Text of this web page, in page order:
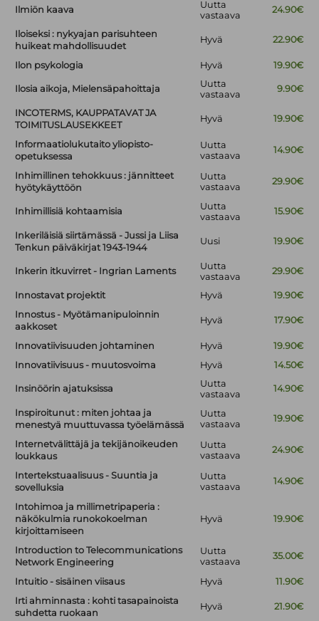
Ilmiön kaava
Uutta
vastaava
24.90€
Iloiseksi : nykyajan parisuhteen
huikeat mahdollisuudet
Hyvä 22.90€
Ilon psykologia Hyvä 19.90€
Ilosia aikoja, Mielensäpahoittaja
Uutta
vastaava
9.90€
INCOTERMS, KAUPPATAVAT JA
TOIMITUSLAUSEKKEET
Hyvä 19.90€
Informaatiolukutaito yliopisto-
opetuksessa
Uutta
vastaava
14.90€
Inhimillinen tehokkuus : jännitteet
hyötykäyttöön
Uutta
vastaava
29.90€
Inhimillisiä kohtaamisia
Uutta
vastaava
15.90€
Inkeriläisiä siirtämässä - Jussi ja Liisa
Tenkun päiväkirjat 1943-1944
Uusi 19.90€
Inkerin itkuvirret - Ingrian Laments
Uutta
vastaava
29.90€
Innostavat projektit Hyvä
19.90€
Innostus - Myötämanipuloinnin
aakkoset
Hyvä 17.90€
Innovatiivisuuden johtaminen Hyvä
19.90€
Innovatiivisuus - muutosvoima
Hyvä 14.50€
Insinöörin ajatuksissa
Uutta
vastaava
14.90€
Inspiroitunut : miten johtaa ja
menestyä muuttuvassa työelämässä
Uutta
vastaava
19.90€
Internetvälittäjä ja tekijänoikeuden
loukkaus
Uutta
vastaava
24.90€
Intertekstuaalisuus - Suuntia ja
sovelluksia
Uutta
vastaava
14.90€
Intohimoa ja millimetripaperia :
näkökulmia runokokoelman
kirjoittamiseen
Hyvä 19.90€
Introduction to Telecommunications
Network Engineering
Uutta
vastaava
35.00€
Intuitio - sisäinen viisaus Hyvä
11.90€
Irti ahminnasta : kohti tasapainoista
suhdetta ruokaan
Hyvä 21.90€